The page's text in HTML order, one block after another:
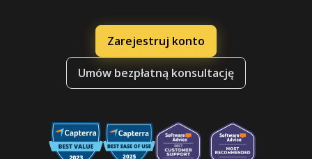
Zarejestruj konto
Umów bezpłatną konsultację